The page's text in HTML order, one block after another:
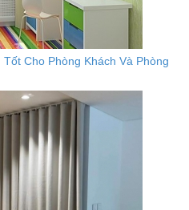
Cho Phòng Khách Và Phòng